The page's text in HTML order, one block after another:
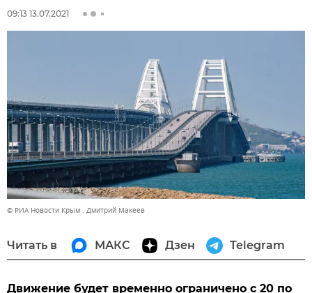
09:13 13.07.2021
© РИА Новости Крым . Дмитрий Макеев
Читать в МАКС Дзен Telegram
Движение будет временно ограничено с 20 по